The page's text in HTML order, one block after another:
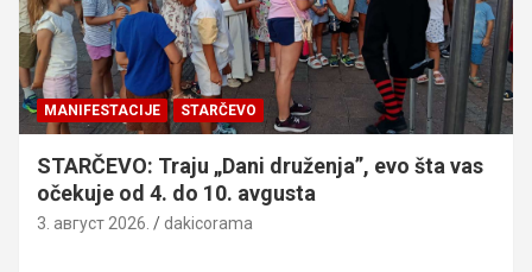
MANIFESTACIJE STARČEVO
STARČEVO: Traju „Dani druženja”, evo šta vas
očekuje od 4. do 10. avgusta
3. август 2026. dakicorama